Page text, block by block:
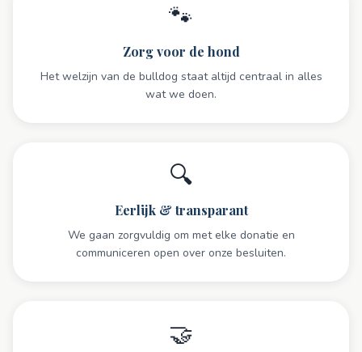
🐾
Zorg voor de hond
Het welzijn van de bulldog staat altijd centraal in alles
wat we doen.
🔍
Eerlijk & transparant
We gaan zorgvuldig om met elke donatie en
communiceren open over onze besluiten.
🤝